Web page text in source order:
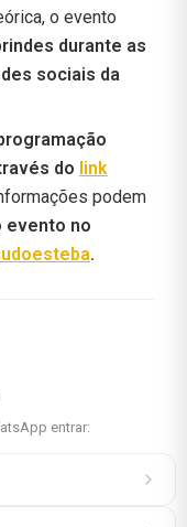
o evento
durante as
sociais da
do link
podem
evento no
.
entrar: